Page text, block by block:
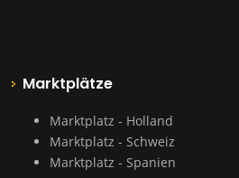
Marktplätze
Marktplatz - Holland
Marktplatz - Schweiz
Marktplatz - Spanien